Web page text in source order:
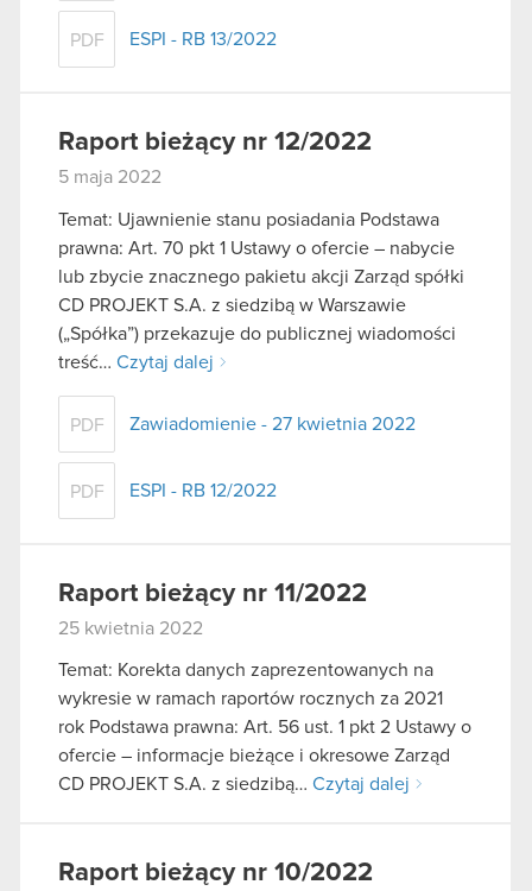
PDF ESPI - RB 13/2022
Raport bieżący nr 12/2022
5 maja 2022
Temat: Ujawnienie stanu posiadania Podstawa
prawna: Art. 70 pkt 1 Ustawy o ofercie – nabycie
lub zbycie znacznego pakietu akcji Zarząd spółki
CD PROJEKT S.A. z siedzibą w Warszawie
(„Spółka”) przekazuje do publicznej wiadomości
treść… Czytaj dalej
PDF Zawiadomienie - 27 kwietnia 2022
PDF ESPI - RB 12/2022
Raport bieżący nr 11/2022
25 kwietnia 2022
Temat: Korekta danych zaprezentowanych na
wykresie w ramach raportów rocznych za 2021
rok Podstawa prawna: Art. 56 ust. 1 pkt 2 Ustawy o
ofercie – informacje bieżące i okresowe Zarząd
CD PROJEKT S.A. z siedzibą… Czytaj dalej
Raport bieżący nr 10/2022